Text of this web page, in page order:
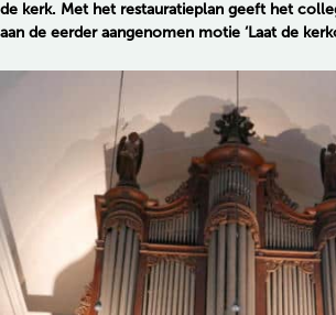
de kerk. Met het restauratieplan geeft het
aan de eerder aangenomen motie ‘Laat de